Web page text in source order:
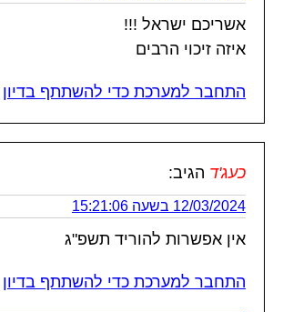
אשריכם ישראל !!!
איזה זיכוי הרבים
התחבר למערכת כדי להשתתף בדיון
כעג'ד הגיב:
12/03/2024 בשעה 15:21:06
אין אפשרות להוריד תשפ"ג
התחבר למערכת כדי להשתתף בדיון